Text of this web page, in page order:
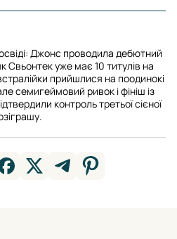
Джонс проводила дебютний
Свьонтек уже має 10 титулів на
прийшлися на поодинокі
семигеймовий ривок і фініш із
контроль третьої сієної